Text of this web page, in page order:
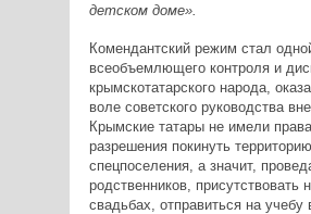
детском доме».
Комендантский режим стал
всеобъемлющего контроля и
крымскотатарского народа,
воле советского руководства вне
Крымские татары не имели
разрешения покинуть территорию
спецпоселения, а значит,
родственников, присутствовать
свадьбах, отправиться на учебу